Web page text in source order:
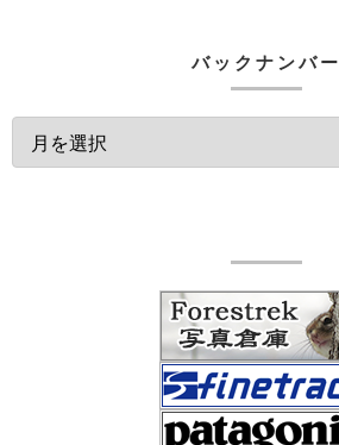
バックナンバー